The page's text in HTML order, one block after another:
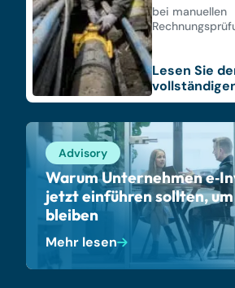
bei manuellen
Lesen Sie
Advisory
Warum Unternehmen
jetzt einführen sollten,
bleiben
Mehr lesen